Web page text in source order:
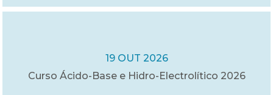
19 OUT 2026
Curso Ácido-Base e Hidro-Electrolítico 2026